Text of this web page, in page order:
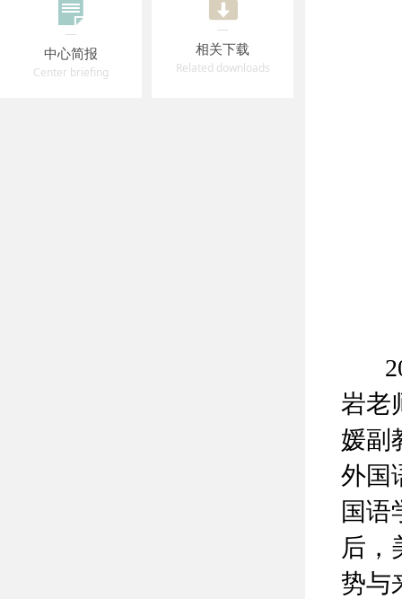
中心简报
Center briefing
相关下载
Related downloads
岩老
媛副
外国
国语
后，
势与